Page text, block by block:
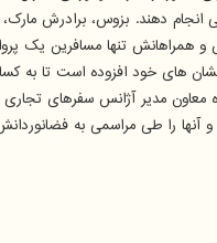
های خود افزوده است تا به
معاون مدیر آژانس سفرهای
را طی مراسمی به